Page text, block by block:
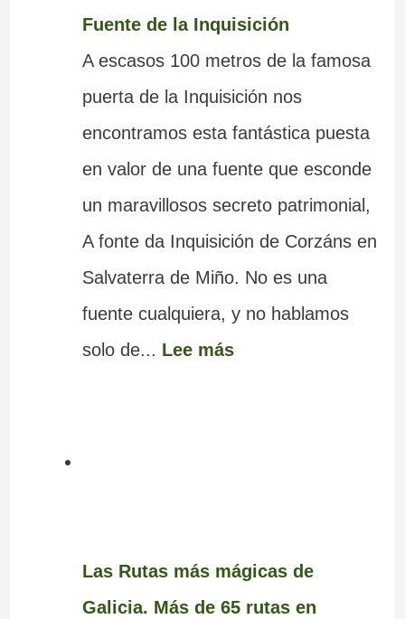
Fuente de la Inquisición
A escasos 100 metros de la famosa
puerta de la Inquisición nos
encontramos esta fantástica puesta
en valor de una fuente que esconde
un maravillosos secreto patrimonial,
A fonte da Inquisición de Corzáns en
Salvaterra de Miño. No es una
fuente cualquiera, y no hablamos
solo de... Lee más
Las Rutas más mágicas de
Galicia. Más de 65 rutas en